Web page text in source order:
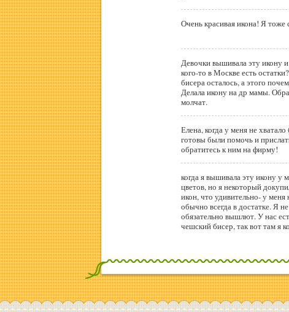
Очень красивая икона! Я тоже
Девочки вышивала эту икону
кого-то в Москве есть
бисера осталось, а этого
Делала икону на др мамы.
молчат.
Елена, когда у меня не
готовы были помочь и
обратитесь к ним на фирму!
когда я вышивала эту икону у
цветов, но я некоторый
икон, что удивительно- у
обычно всегда в достатке. Я
обязательно вышлют. У нас есть в
чешский бисер, так вот там я